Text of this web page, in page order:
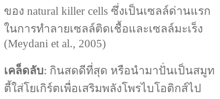
ของ natural killer cells ซึ่งเป็นเซลล์ด่านแรก
ในการทำลายเซลล์ติดเชื้อและเซลล์มะเร็ง
(Meydani et al., 2005)
เคล็ดลับ: กินสดดีที่สุด หรือนำมาปั่นเป็นสมูท
ตี้ใส่โยเกิร์ตเพื่อเสริมพลังโพรไบโอติกส์ไป